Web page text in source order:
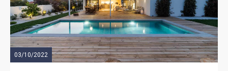
03/10/2022